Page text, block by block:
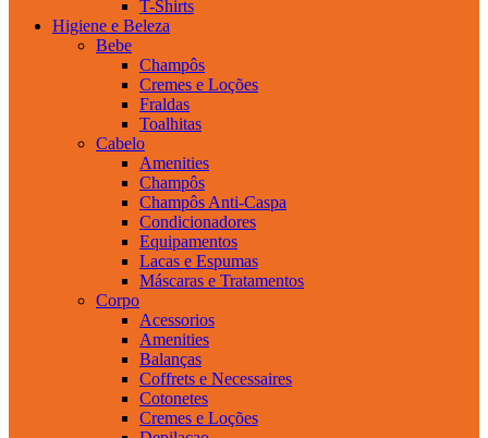
T-Shirts
Higiene e Beleza
Bebe
Champôs
Cremes e Loções
Fraldas
Toalhitas
Cabelo
Amenities
Champôs
Champôs Anti-Caspa
Condicionadores
Equipamentos
Lacas e Espumas
Máscaras e Tratamentos
Corpo
Acessorios
Amenities
Balanças
Coffrets e Necessaires
Cotonetes
Cremes e Loções